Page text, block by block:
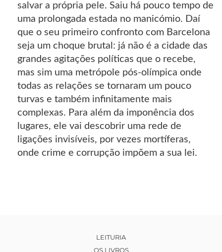
salvar a própria pele. Saiu há pouco tempo de
uma prolongada estada no manicómio. Daí
que o seu primeiro confronto com Barcelona
seja um choque brutal: já não é a cidade das
grandes agitações políticas que o recebe,
mas sim uma metrópole pós-olímpica onde
todas as relações se tornaram um pouco
turvas e também infinitamente mais
complexas. Para além da imponência dos
lugares, ele vai descobrir uma rede de
ligações invisíveis, por vezes mortíferas,
onde crime e corrupção impõem a sua lei.
LEITURIA
OS LIVROS